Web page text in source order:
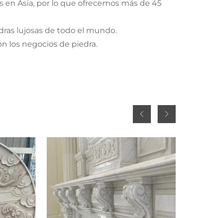
Asia, por lo que ofrecemos más de 45
lujosas de todo el mundo.
los negocios de piedra.